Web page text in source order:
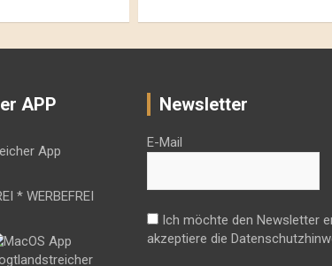
APP
* WERBEFREI
Newsletter
E-Mail
Ich möchte den Newsletter
akzeptiere die